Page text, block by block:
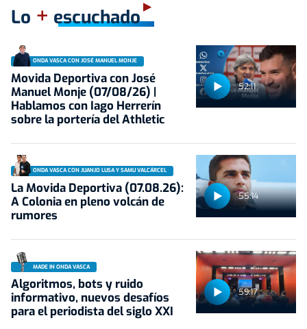
Lo + escuchado
52:11
ONDA VASCA CON JOSÉ MANUEL MONJE
Movida Deportiva con José
Manuel Monje (07/08/26) |
Hablamos con Iago Herrerín
sobre la portería del Athletic
55:14
ONDA VASCA CON JUANJO LUSA Y SAMU VALCÁRCEL
La Movida Deportiva (07.08.26):
A Colonia en pleno volcán de
rumores
59:17
MADE IN ONDA VASCA
Algoritmos, bots y ruido
informativo, nuevos desafíos
para el periodista del siglo XXI